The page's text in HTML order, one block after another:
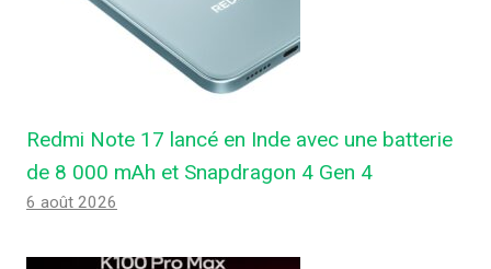
Redmi Note 17 lancé en Inde avec une batterie
de 8 000 mAh et Snapdragon 4 Gen 4
6 août 2026